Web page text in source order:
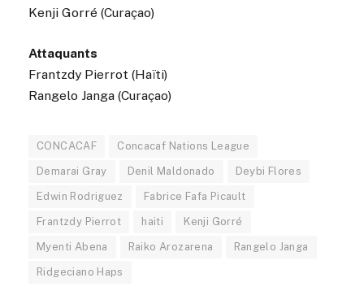
Kenji Gorré (Curaçao)
Attaquants
Frantzdy Pierrot (Haïti)
Rangelo Janga (Curaçao)
CONCACAF Concacaf Nations League
Demarai Gray Denil Maldonado Deybi Flores
Edwin Rodriguez Fabrice Fafa Picault
Frantzdy Pierrot haiti Kenji Gorré
Myenti Abena Raiko Arozarena Rangelo Janga
Ridgeciano Haps